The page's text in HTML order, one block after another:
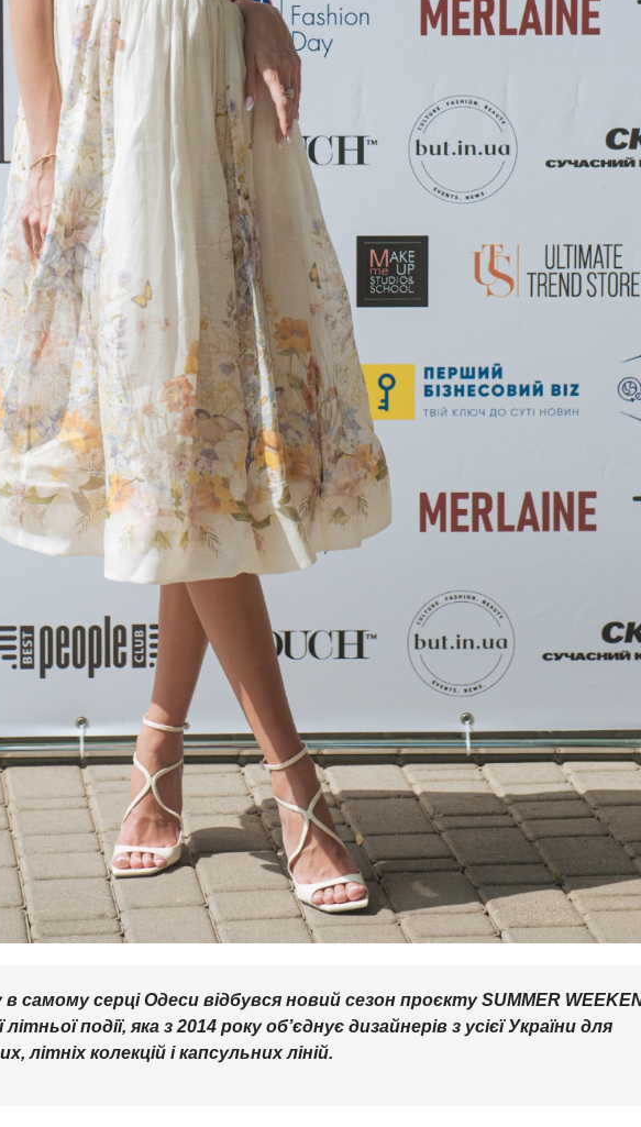
в самому серці Одеси відбувся новий сезон проєкту SUMMER
події, яка з 2014 року об’єднує дизайнерів з усієї України для
літніх колекцій і капсульних ліній.